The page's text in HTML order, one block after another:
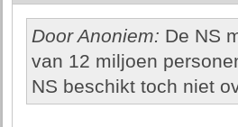
Door Anoniem: De NS
van 12 miljoen
NS beschikt toch niet